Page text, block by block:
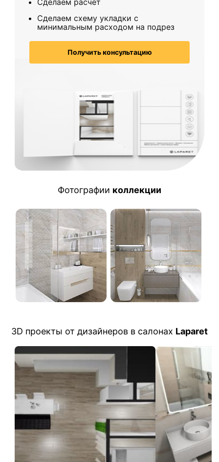
Сделаем схему укладки с
минимальным расходом на подрез
Получить консультацию
Фотографии коллекции
3D проекты от дизайнеров в салонах Laparet